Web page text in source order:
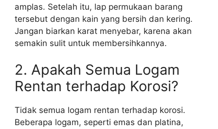
amplas. Setelah itu, lap permukaan barang
tersebut dengan kain yang bersih dan kering.
Jangan biarkan karat menyebar, karena akan
semakin sulit untuk membersihkannya.
2. Apakah Semua Logam
Rentan terhadap Korosi?
Tidak semua logam rentan terhadap korosi.
Beberapa logam, seperti emas dan platina,